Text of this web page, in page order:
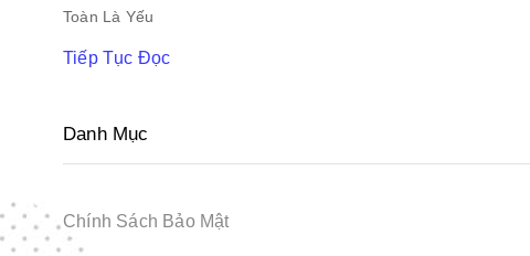
Toàn Là Yếu
Tiếp Tục Đọc
Danh Mục
Chính Sách Bảo Mật